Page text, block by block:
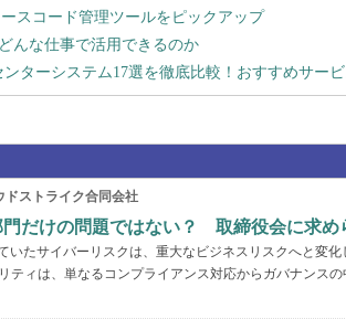
スコード管理ツールをピックアップ
んな仕事で活用できるのか
ンターシステム17選を徹底比較！おすすめサー
ドストライク合同会社
だけの問題ではない？ 取締役会に求め
いたサイバーリスクは、重大なビジネスリスクへと変
ティは、単なるコンプライアンス対応からガバナンス